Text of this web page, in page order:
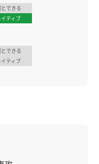
できる
イティブ
できる
イティブ